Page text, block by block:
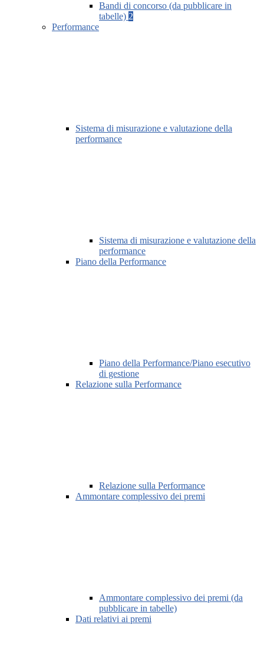
Bandi di concorso (da pubblicare in
tabelle) 2
Performance
Sistema di misurazione e valutazione della
performance
Sistema di misurazione e valutazione della
performance
Piano della Performance
Piano della Performance/Piano esecutivo
di gestione
Relazione sulla Performance
Relazione sulla Performance
Ammontare complessivo dei premi
Ammontare complessivo dei premi (da
pubblicare in tabelle)
Dati relativi ai premi